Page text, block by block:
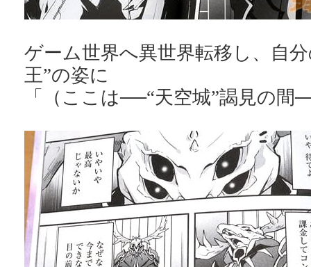
ゲーム世界へ異世界転移し、自
王”の姿に
「（ここは──“天空城”謁見の間